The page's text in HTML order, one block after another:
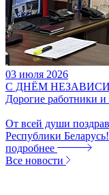
03 июля 2026
С ДНЁМ
Дорогие работники и
От всей души
Республики Беларусь!
подробнее
Все новости